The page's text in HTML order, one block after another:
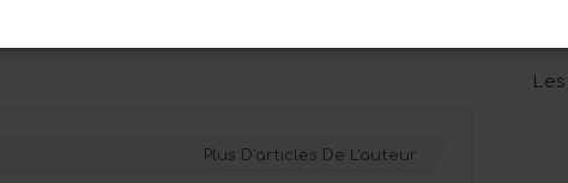
Plus D'articles De L'auteur